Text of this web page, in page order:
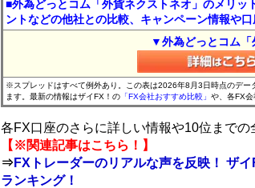
■外為どっとコム「外貨ネクストネオ」のメリッ
ントなどの他社との比較、キャンペーン情報や
▼外為どっとコム
※スプレッドはすべて例外あり。この表は2026年8月3日時点のデー
ます。最新の情報はザイFX！の 「FX会社おすすめ比較」 や、各FX
各FX口座のさらに詳しい情報や10位までの
【※関連記事はこちら！】
⇒FXトレーダーのリアルな声を反映！ ザ
ランキング！